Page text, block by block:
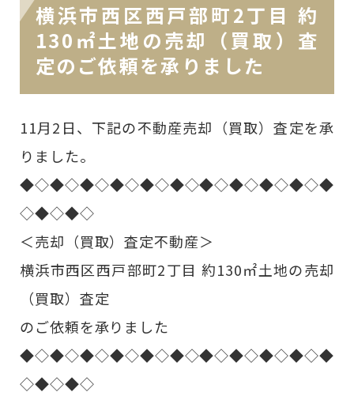
横浜市西区西戸部町2丁目 約
130㎡土地の売却（買取）査
定のご依頼を承りました
11月2日、下記の不動産売却（買取）査定を承
りました。
◆◇◆◇◆◇◆◇◆◇◆◇◆◇◆◇◆◇◆◇◆
◇◆◇◆◇
＜売却（買取）査定不動産＞
横浜市西区西戸部町2丁目 約130㎡土地の売却
（買取）査定
のご依頼を承りました
◆◇◆◇◆◇◆◇◆◇◆◇◆◇◆◇◆◇◆◇◆
◇◆◇◆◇